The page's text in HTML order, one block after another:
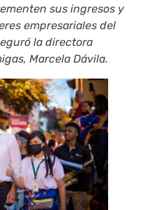
sus ingresos y
empresariales del
la directora
Marcela Dávila.